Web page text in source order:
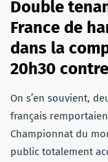
Double
France de
dans la
20h30
On s’en souvient,
français
Championnat du
public totalement